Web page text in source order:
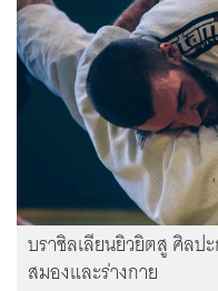
บราซิลเลียนยิวยิตสู ศิลป
สมองและร่างกาย